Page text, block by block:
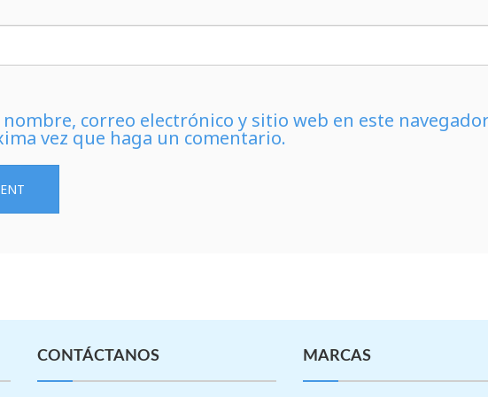
correo electrónico y sitio web en este
vez que haga un comentario.
CONTÁCTANOS MARCAS